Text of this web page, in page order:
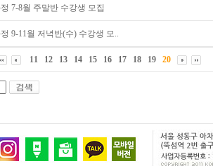
7-8월 주말반 수강생 모집
9-11월 저녁반(수) 수강생 모..
11 12 13 14 15 16 17 18 19 20